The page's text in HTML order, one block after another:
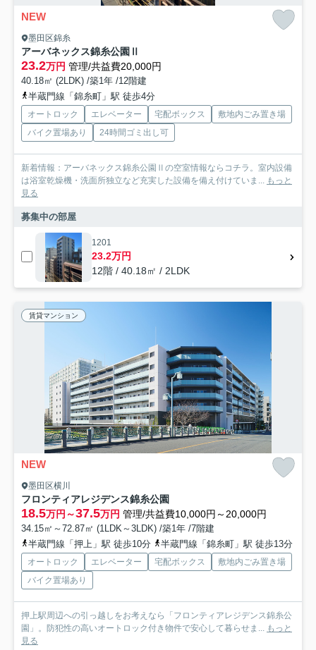
NEW
墨田区錦糸
アーバネックス錦糸公園Ⅱ
23.2万円 管理/共益費20,000円
40.18㎡ (2LDK) /築1年 /12階建
半蔵門線「錦糸町」駅 徒歩4分
オートロック エレベーター 宅配ボックス
敷地内ごみ置き場
バイク置場あり
24時間ゴミ出し可
新着情報：アーバネックス錦糸公園Ⅱの空室情報ならコチラ。室内設備
は浴室乾燥機・洗面所独立など充実した設備を備え付けていま... もっと
見る
募集中の部屋
1201
23.2万円
12階 / 40.18㎡ / 2LDK
賃貸マンション
NEW
墨田区横川
フロンティアレジデンス錦糸公園
18.5万円～37.5万円 管理/共益費10,000円～20,000円
34.15㎡～72.87㎡ (1LDK～3LDK) /築1年 /7階建
半蔵門線「押上」駅 徒歩10分
半蔵門線「錦糸町」駅 徒歩13分
オートロック エレベーター 宅配ボックス
敷地内ごみ置き場
バイク置場あり
押上駅周辺への引っ越しをお考えなら「フロンティアレジデンス錦糸公
園」。防犯性の高いオートロック付き物件で安心して暮らせま... もっと
見る